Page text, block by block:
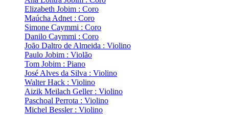
Elizabeth Jobim : Coro
Maúcha Adnet : Coro
Simone Caymmi : Coro
Danilo Caymmi : Coro
João Daltro de Almeida : Violino
Paulo Jobim : Violão
Tom Jobim : Piano
José Alves da Silva : Violino
Walter Hack : Violino
Aizik Meilach Geller : Violino
Paschoal Perrota : Violino
Michel Bessler : Violino